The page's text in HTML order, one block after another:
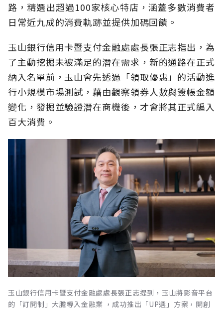
路，精選出超過100家核心特店，涵蓋多數消費者
日常近九成的消費軌跡並提供加碼回饋。
玉山銀行信用卡暨支付金融處處長張正志指出，為
了主動挖掘未被滿足的潛在需求，新的通路在正式
納入名單前，玉山會先透過「領取優惠」的活動進
行小規模市場測試，藉由觀察領券人數與簽帳金額
變化，發掘並驗證潛在商機後，才會將其正式編入
百大消費。
玉山銀行信用卡暨支付金融處處長張正志提到，玉山將影音平台
的「訂閱制」大膽導入金融業 ，成功推出「UP選」方案，開創